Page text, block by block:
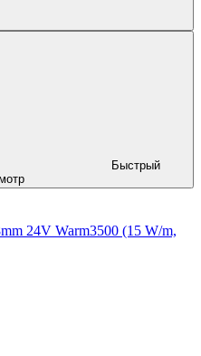
Быстрый
24V Warm3500 (15 W/m,